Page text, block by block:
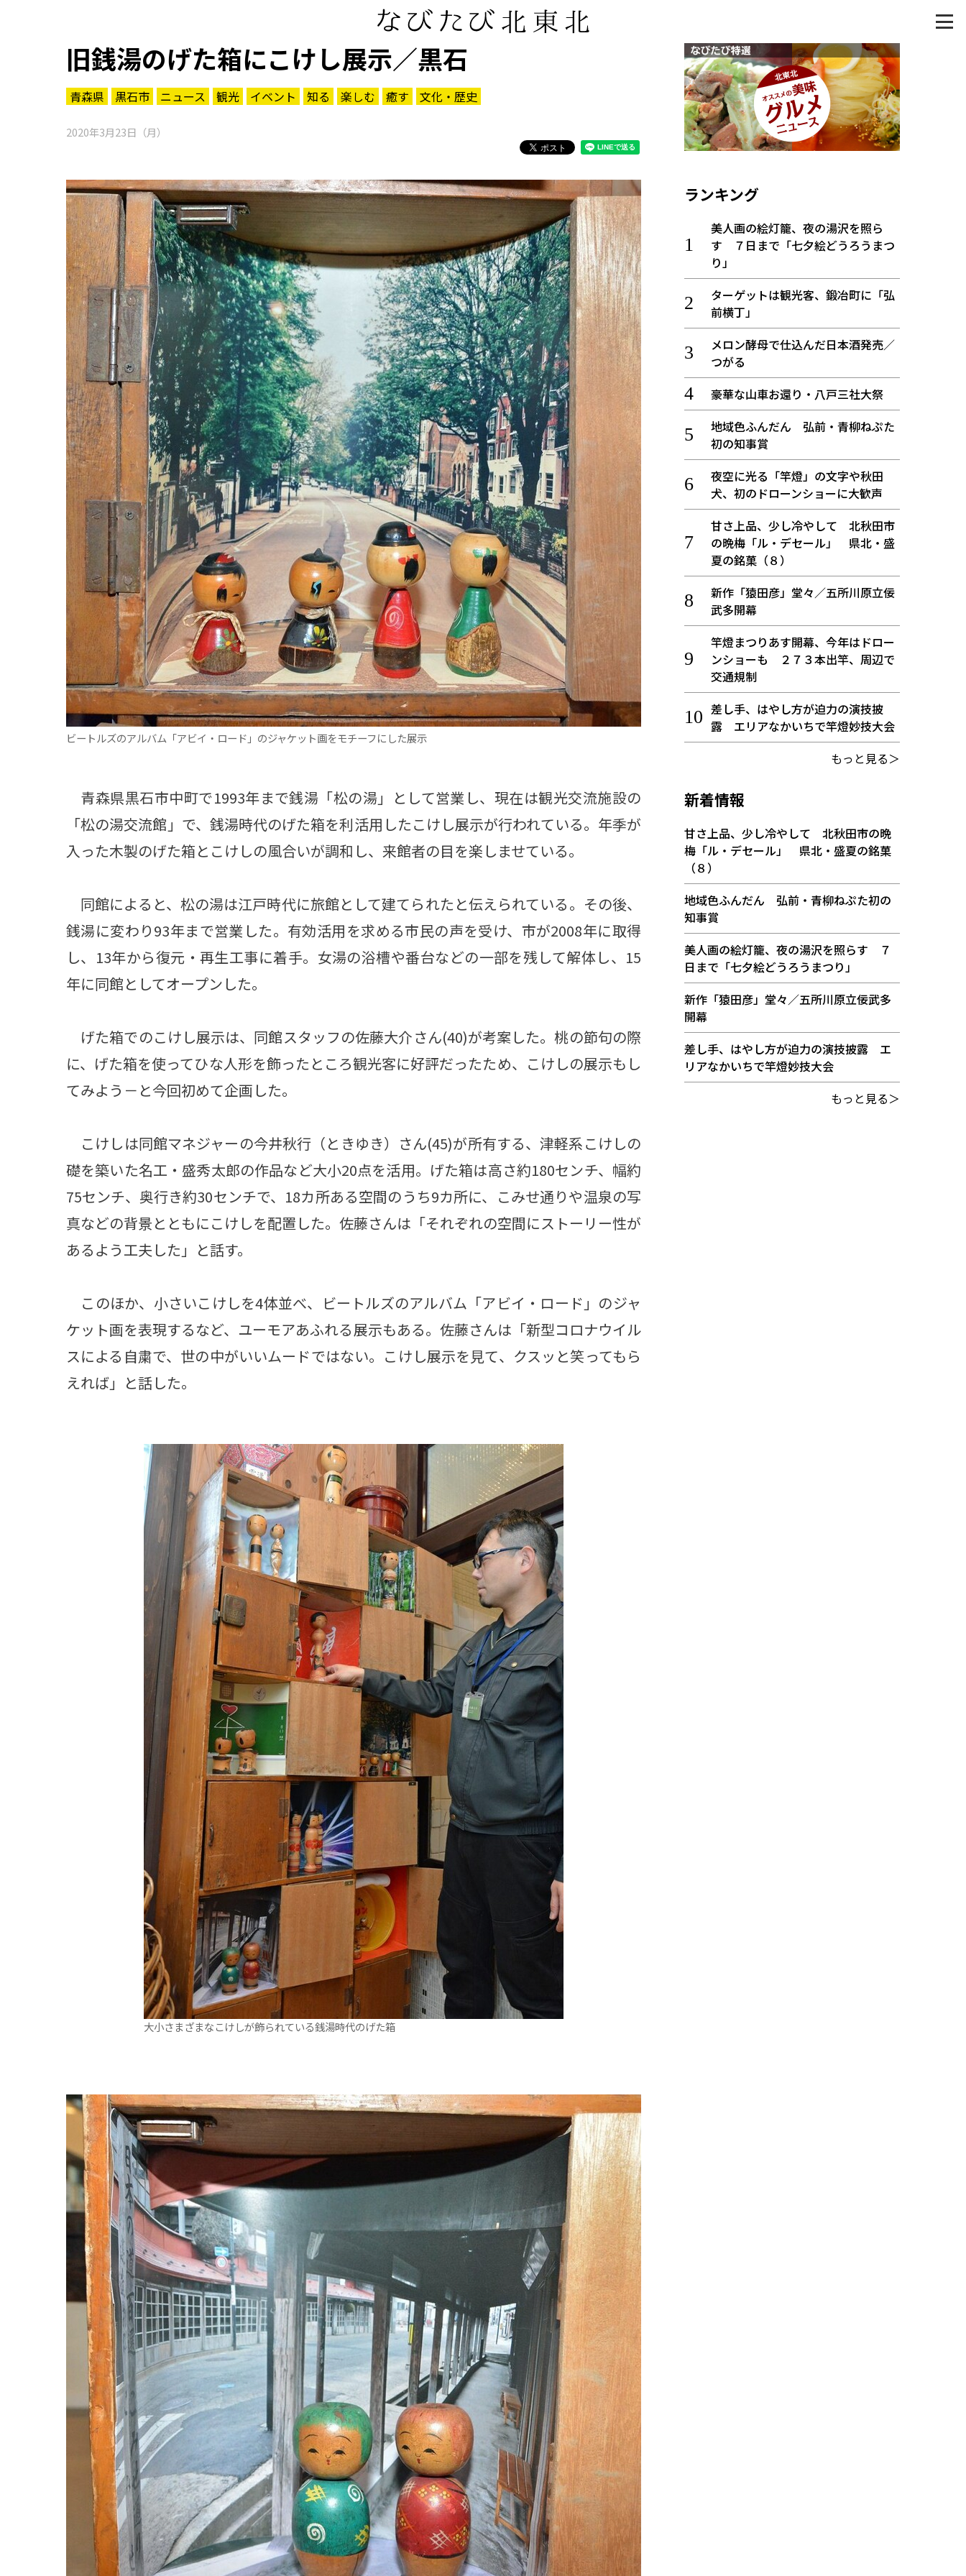
旧銭湯のげた箱にこけし展示／黒石
青森県 黒石市 ニュース 観光 イベント 知る 楽しむ 癒す 文化・歴史
2020年3月23日（月）
ビートルズのアルバム「アビイ・ロード」のジャケット画をモチーフにした展示
青森県黒石市中町で1993年まで銭湯「松の湯」として営業し、現在は観光交流施設の
「松の湯交流館」で、銭湯時代のげた箱を利活用したこけし展示が行われている。年季が
入った木製のげた箱とこけしの風合いが調和し、来館者の目を楽しませている。
同館によると、松の湯は江戸時代に旅館として建てられたと伝えられている。その後、
銭湯に変わり93年まで営業した。有効活用を求める市民の声を受け、市が2008年に取得
し、13年から復元・再生工事に着手。女湯の浴槽や番台などの一部を残して解体し、15
年に同館としてオープンした。
げた箱でのこけし展示は、同館スタッフの佐藤大介さん(40)が考案した。桃の節句の際
に、げた箱を使ってひな人形を飾ったところ観光客に好評だったため、こけしの展示もし
てみよう－と今回初めて企画した。
こけしは同館マネジャーの今井秋行（ときゆき）さん(45)が所有する、津軽系こけしの
礎を築いた名工・盛秀太郎の作品など大小20点を活用。げた箱は高さ約180センチ、幅約
75センチ、奥行き約30センチで、18カ所ある空間のうち9カ所に、こみせ通りや温泉の写
真などの背景とともにこけしを配置した。佐藤さんは「それぞれの空間にストーリー性が
あるよう工夫した」と話す。
このほか、小さいこけしを4体並べ、ビートルズのアルバム「アビイ・ロード」のジャ
ケット画を表現するなど、ユーモアあふれる展示もある。佐藤さんは「新型コロナウイル
スによる自粛で、世の中がいいムードではない。こけし展示を見て、クスッと笑ってもら
えれば」と話した。
大小さまざまなこけしが飾られている銭湯時代のげた箱
ランキング
美人画の絵灯籠、夜の湯沢を照ら
す ７日まで「七夕絵どうろうまつ
り」
ターゲットは観光客、鍛冶町に「弘
前横丁」
メロン酵母で仕込んだ日本酒発売／
つがる
豪華な山車お還り・八戸三社大祭
地域色ふんだん 弘前・青柳ねぷた
初の知事賞
夜空に光る「竿燈」の文字や秋田
犬、初のドローンショーに大歓声
甘さ上品、少し冷やして 北秋田市
の晩梅「ル・デセール」 県北・盛
夏の銘菓（８）
新作「猿田彦」堂々／五所川原立佞
武多開幕
竿燈まつりあす開幕、今年はドロー
ンショーも ２７３本出竿、周辺で
交通規制
差し手、はやし方が迫力の演技披
露 エリアなかいちで竿燈妙技大会
もっと見る＞
新着情報
甘さ上品、少し冷やして 北秋田市の晩
梅「ル・デセール」 県北・盛夏の銘菓
（８）
地域色ふんだん 弘前・青柳ねぷた初の
知事賞
美人画の絵灯籠、夜の湯沢を照らす ７
日まで「七夕絵どうろうまつり」
新作「猿田彦」堂々／五所川原立佞武多
開幕
差し手、はやし方が迫力の演技披露 エ
リアなかいちで竿燈妙技大会
もっと見る＞
パワースポット
まつり・イベント
おみやげ・特産
道の駅・産直
アウトドア・レジャー
ご当地グルメ